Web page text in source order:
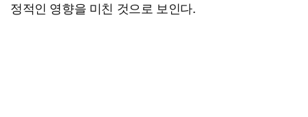
정적인 영향을 미친 것으로 보인다.